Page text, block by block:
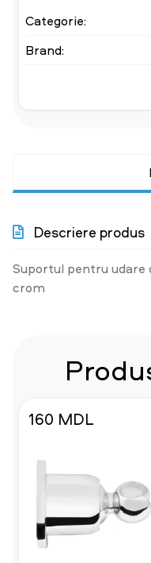
Categorie:
Brand:
Descriere produs
Suportul pentru udare
crom
160 MDL